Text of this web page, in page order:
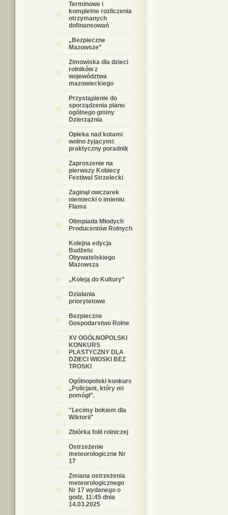
Terminowe i
kompletne rozliczenia
otrzymanych
dofinansowań
„Bezpieczne
Mazowsze”
Zimowiska dla dzieci
rolników z
województwa
mazowieckiego
Przystąpienie do
sporządzenia planu
ogólnego gminy
Dzierzążnia
Opieka nad kotami
wolno żyjącymi:
praktyczny poradnik
Zaproszenie na
pierwszy Kobiecy
Festiwal Strzelecki
Zaginął owczarek
niemiecki o imieniu
Flama
Olimpiada Młodych
Producentów Rolnych
Kolejna edycja
Budżetu
Obywatelskiego
Mazowsza
„Koleją do Kultury”
Działania
priorytetowe
Bezpieczne
Gospodarstwo Rolne
XV OGÓLNOPOLSKI
KONKURS
PLASTYCZNY DLA
DZIECI WIOSKI BEZ
TROSKI
Ogólnopolski konkurs
„Policjant, który mi
pomógł”.
"Lecimy bokiem dla
Wiktorii"
Zbiórka folii rolniczej
Ostrzeżenie
meteorologiczne Nr
17
Zmiana ostrzeżenia
meteorologicznego
Nr 17 wydanego o
godz. 11:45 dnia
14.03.2025